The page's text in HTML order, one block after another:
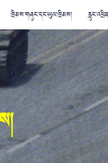
ཁྲིམས་གཞུང་དང་ཡུལ་ཁྲིམས།